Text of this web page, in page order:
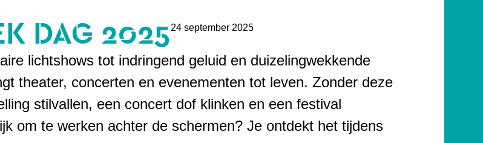
DAG 202524 september 2025
lichtshows tot indringend geluid en duizelingwekkende
theater, concerten en evenementen tot leven. Zonder deze
stilvallen, een concert dof klinken en een festival
om te werken achter de schermen? Je ontdekt het tijdens